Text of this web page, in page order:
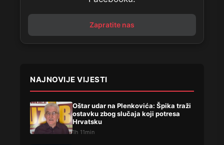
Zapratite nas
NAJNOVIJE VIJESTI
Oštar udar na Plenkovića: Špika traži
ostavku zbog slučaja koji potresa
Hrvatsku
1h 11min